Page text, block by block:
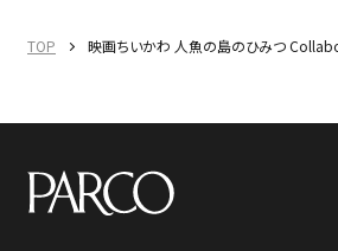
TOP 映画ちいかわ 人魚の島のひみつ